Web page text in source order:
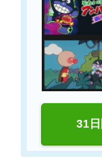
31